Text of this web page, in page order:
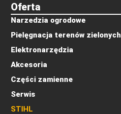
Oferta
Narzedzia ogrodowe
Pielęgnacja terenów zielonych
Elektronarzędzia
Akcesoria
Części zamienne
Serwis
STIHL